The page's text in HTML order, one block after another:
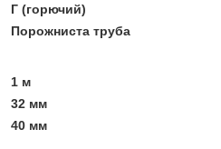
Г (горючий)
Порожниста труба
1 м
32 мм
40 мм